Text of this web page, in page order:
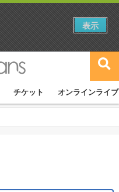
チケット オンラインライブ
表示